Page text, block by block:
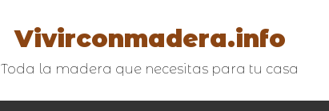
Vivirconmadera.info
Toda la madera que necesitas para tu casa